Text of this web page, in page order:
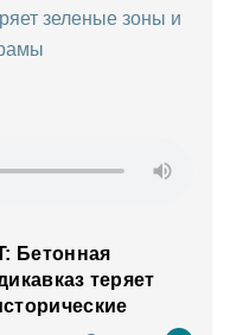
Бетонная
теряет